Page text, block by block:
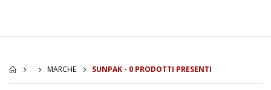
MARCHE SUNPAK - 0 PRODOTTI PRESENTI